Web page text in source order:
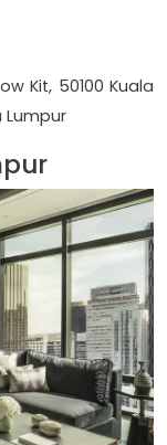
Kit, 50100 Kuala
Lumpur